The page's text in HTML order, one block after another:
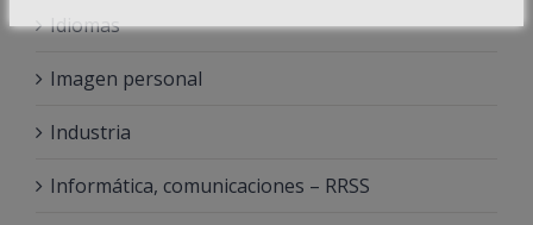
Idiomas
Imagen personal
Industria
Informática, comunicaciones – RRSS